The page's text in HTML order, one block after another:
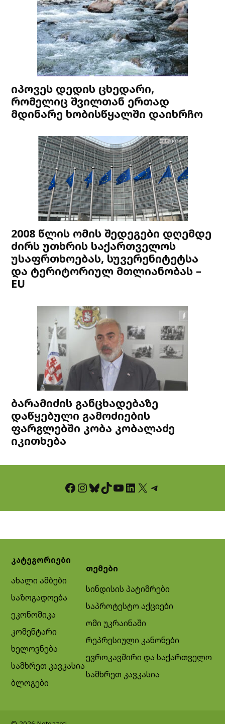
იპოვეს დედის ცხედარი,
რომელიც შვილთან ერთად
მდინარე ხობისწყალში დაიხრჩო
2008 წლის ომის შედეგები დღემდე
ძირს უთხრის საქართველოს
უსაფრთხოებას, სუვერენიტეტსა
და ტერიტორიულ მთლიანობას –
EU
ბარამიძის განცხადებაზე
დაწყებული გამოძიების
ფარგლებში კობა კობალაძე
იკითხება
Facebook InstagramBluesky TikTok YouTube LinkedIn X Telegram
კატეგორიები
ახალი ამბები
საზოგადოება
ეკონომიკა
კომენტარი
ხელოვნება
სამხრეთ კავკასია
ბლოგები
თემები
სინდისის პატიმრები
საპროტესტო აქციები
ომი უკრაინაში
რეპრესიული კანონები
ევროკავშირი და საქართველო
სამხრეთ კავკასია